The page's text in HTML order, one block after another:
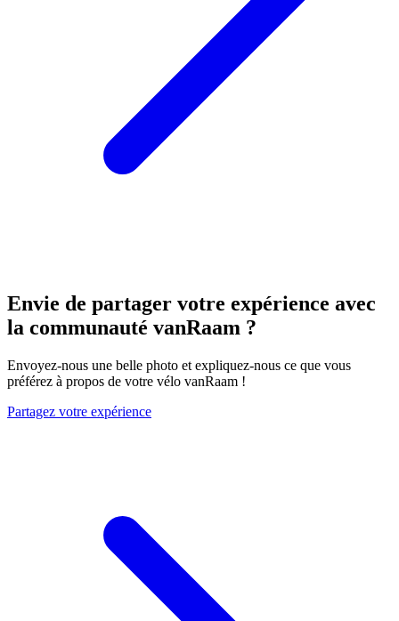
Envie de partager votre expérience avec
la communauté vanRaam ?
Envoyez-nous une belle photo et expliquez-nous ce que vous
préférez à propos de votre vélo vanRaam !
Partagez votre expérience